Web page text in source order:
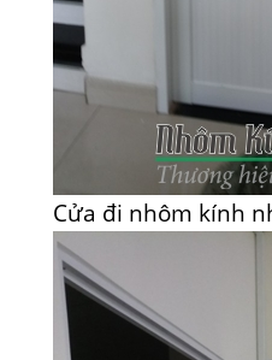
Cửa đi nhôm kính